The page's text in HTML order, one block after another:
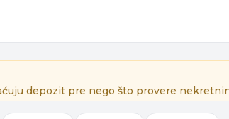
depozit pre nego što provere